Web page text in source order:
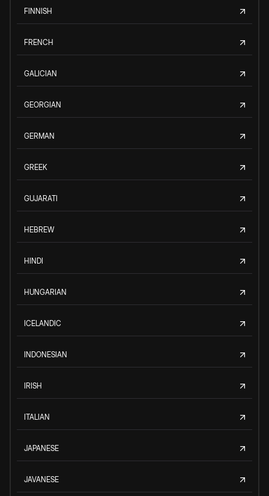
FINNISH
FRENCH
GALICIAN
GEORGIAN
GERMAN
GREEK
GUJARATI
HEBREW
HINDI
HUNGARIAN
ICELANDIC
INDONESIAN
IRISH
ITALIAN
JAPANESE
JAVANESE